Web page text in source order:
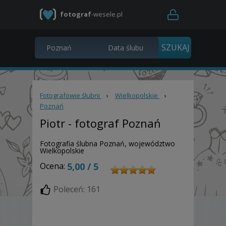
fotograf-wesele.pl
Fotografowie ślubni › Wielkopolskie
›
Poznań
Piotr - fotograf Poznań
Fotografia ślubna Poznań, województwo
Wielkopolskie
Ocena: 5,00 / 5
Poleceń: 161